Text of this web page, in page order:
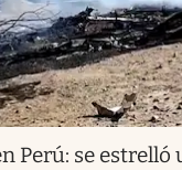
Perú: se estrelló